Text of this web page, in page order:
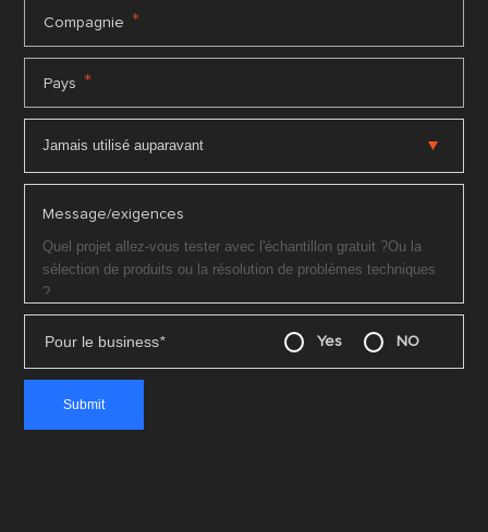
Compagnie *
Pays *
Message/exigences
Pour le business* Yes NO